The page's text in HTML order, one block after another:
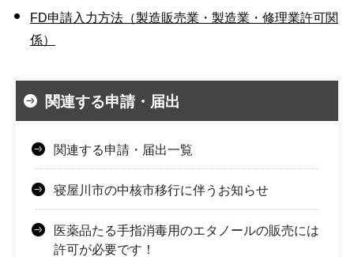
FD申請入力方法（製造販売業・製造業・修理業許可関
係）
関連する申請・届出
関連する申請・届出一覧
寝屋川市の中核市移行に伴うお知らせ
医薬品たる手指消毒用のエタノールの販売には
許可が必要です！